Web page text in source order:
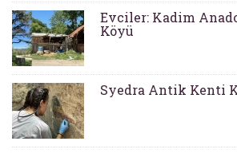
Evciler: Kadim
Köyü
Syedra Antik Kenti